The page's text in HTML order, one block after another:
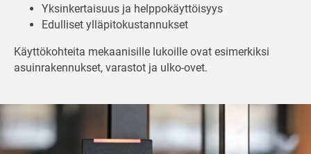
Yksinkertaisuus ja helppokäyttöisyys
Edulliset ylläpitokustannukset
Käyttökohteita mekaanisille lukoille ovat esimerkiksi
asuinrakennukset, varastot ja ulko-ovet.